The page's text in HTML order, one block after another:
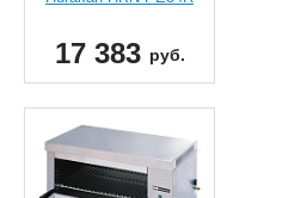
17 383 руб.